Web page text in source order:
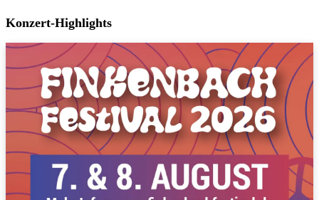
Konzert-Highlights